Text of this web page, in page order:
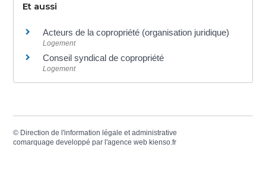
Et aussi
Acteurs de la copropriété (organisation juridique)
Logement
Conseil syndical de copropriété
Logement
© Direction de l'information légale et administrative
comarquage developpé par l'agence web kienso.fr